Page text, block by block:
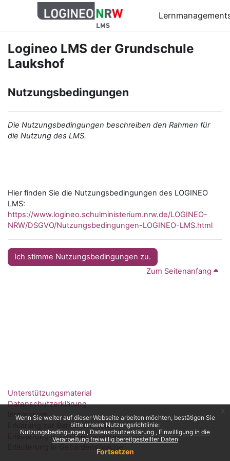
Zum Hauptinhalt
Wenn Sie weiter auf dieser Webseite arbeiten möchten, bestätigen Sie
bitte unsere Nutzungsrichtlinie:
Nutzungsbedingungen
Datenschutzerklärung
Einwilligung in die
Verarbeitung freiwillig bereitgestellter Daten
Fortsetzen
Logineo LMS der Grundschule
Laukshof
Nutzungsbedingungen
Die Nutzungsbedingungen beschreiben den Rahmen für
die Nutzung des LMS.
Hier finden Sie die Nutzungsbedingungen des LOGINEO
LMS:
https://www.logineo.schulministerium.nrw.de/LOGINEO-
NRW/DSGVO/Nutzungsbedingungen-LOGINEO-LMS.html
Ich stimme Nutzungsbedingungen zu.
Zum Seitenanfang
Unterstützungsmaterial
Datenschutzerklärung
Impressum
Erklärung zur Barrierefreiheit
Erläuterung in Leichter Sprache
Erläuterung in Gebärdensprache